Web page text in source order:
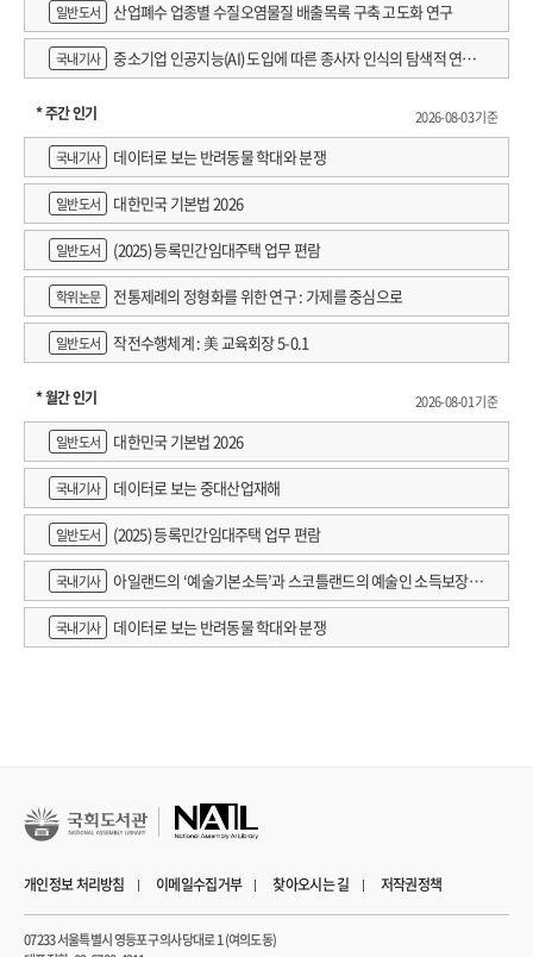
일반도서 산업폐수 업종별 수질오염물질 배출목록 구축 고도화 연구
국내기사
중소기업 인공지능(AI) 도입에 따른 종사자 인식의 탐색적 연구 :
* 주간 인기
2026-08-03 기준
국내기사
데이터로 보는 반려동물 학대와 분쟁
일반도서 대한민국 기본법 2026
일반도서 (2025) 등록민간임대주택 업무 편람
학위논문 전통제례의 정형화를 위한 연구 : 가제를 중심으로
일반도서 작전수행체계 : 美 교육회장 5-0.1
* 월간 인기
2026-08-01 기준
일반도서
대한민국 기본법 2026
국내기사 데이터로 보는 중대산업재해
일반도서 (2025) 등록민간임대주택 업무 편람
국내기사
아일랜드의 ‘예술기본소득’과 스코틀랜드의 예술인 소득보장정
책 논의
국내기사 데이터로 보는 반려동물 학대와 분쟁
개인정보 처리방침 이메일수집거부 찾아오시는 길 저작권정책
07233 서울특별시 영등포구 의사당대로 1 (여의도동)